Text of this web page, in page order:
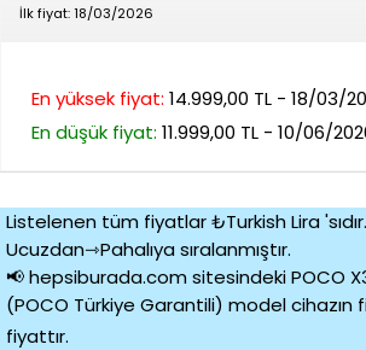
İlk fiyat: 18/03/2026
En yüksek fiyat: 14.999,00 TL - 18/03/
En düşük fiyat: 11.999,00 TL - 10/06/
Listelenen tüm fiyatlar ₺Turkish Lira
Ucuzdan⇾Pahalıya sıralanmıştır.
📢 hepsiburada.com sitesindeki POCO X3
(POCO Türkiye Garantili) model cihazın
fiyattır.